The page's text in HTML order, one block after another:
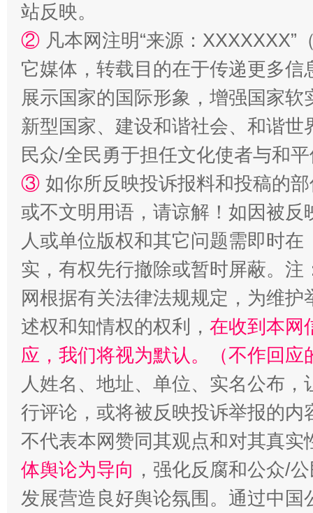
漫山遍野的桃花与雪山、麦地、白藏房 除
招工难、用工荒背后
站反映。
② 凡本网注明“来源：
它媒体，转载目的在于传递更多
展示国家的国际形象，增强国家
新型国家、建设和谐社会、和谐
民众/全民勇于担任文化使者与和
③ 如你所反映投诉报料和投稿的
或不文明用语，请谅解！如因被
人或单位版权和其它问题需即时在
实，有权先行撤除或暂时屏蔽。
网根据有关法律法规规定，为维
述权和知情权的权利， 在收到本网
应，我们将视为默认。（不作回应
人姓名、地址、单位、实名公布
行评论，或将被反映投诉举报的
不代表本网赞同其观点和对其真实
体舆论为导向 ，强化反腐和公众/
发展营造良好舆论氛围。通过中